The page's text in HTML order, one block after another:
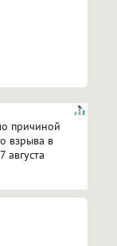
причиной
взрыва в
августа